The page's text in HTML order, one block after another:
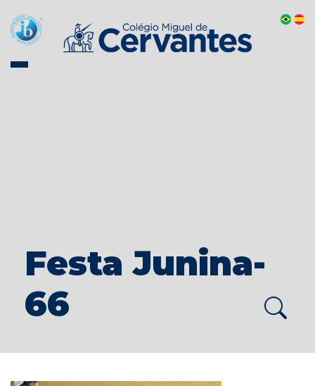
Festa Junina-
66